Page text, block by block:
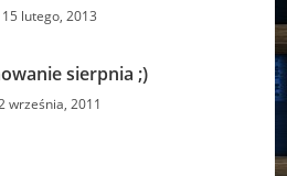
15 lutego, 2013
sierpnia ;)
września, 2011